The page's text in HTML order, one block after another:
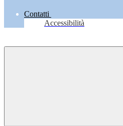
Contatti
Accessibilità